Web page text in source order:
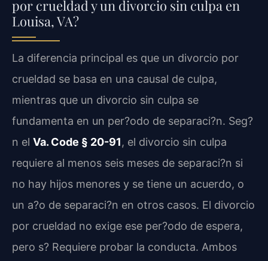
por crueldad y un divorcio sin culpa en
Louisa, VA?
La diferencia principal es que un divorcio por
crueldad se basa en una causal de culpa,
mientras que un divorcio sin culpa se
fundamenta en un per?odo de separaci?n. Seg?
n el Va. Code § 20-91, el divorcio sin culpa
requiere al menos seis meses de separaci?n si
no hay hijos menores y se tiene un acuerdo, o
un a?o de separaci?n en otros casos. El divorcio
por crueldad no exige ese per?odo de espera,
pero s? Requiere probar la conducta. Ambos